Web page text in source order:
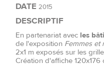
DATE2015
DESCRIPTIF
En partenariat avec les
de l'exposition Femmes et
2x1 m exposés sur les
Création d'affiche